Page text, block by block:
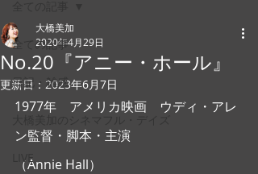
全ての記事
日記・雑感
LIVE
No.20『アニー・ホール』
大橋美加
2020年4月29日
更新日： 2023年6月7日
1977年　アメリカ映画　ウディ・アレ
ン監督・脚本・主演
（Annie Hall）